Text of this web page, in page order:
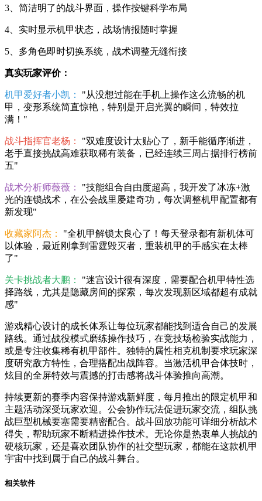
3、简洁明了的战斗界面，操作按键科学布局
4、实时显示机甲状态，战场情报随时掌握
5、多角色即时切换系统，战术调整无缝衔接
真实玩家评价：
机甲爱好者小凯：
"从没想过能在手机上操作这么流畅的机
甲，变形系统简直惊艳，特别是开启光翼的瞬间，特效拉
满！"
战斗指挥官老杨：
"双难度设计太贴心了，新手能循序渐进，
老手直接挑战高难获取稀有装备，已经连续三周占据排行榜前
五"
战术分析师薇薇：
"技能组合自由度超高，我开发了冰冻+激
光的连锁战术，在公会战里屡建奇功，每次调整机甲配置都有
新发现"
收藏家阿杰：
"全机甲解锁太良心了！每天登录都有新机体可
以体验，最近刚拿到雷霆毁灭者，重装机甲的手感实在太棒
了"
关卡挑战者大鹏：
"迷宫设计很有深度，需要配合机甲特性选
择路线，尤其是隐藏房间的探索，每次发现新区域都超有成就
感"
游戏精心设计的成长体系让每位玩家都能找到适合自己的发展
路线。通过战役模式磨练操作技巧，在竞技场检验实战能力，
或是专注收集稀有机甲部件。独特的属性相克机制要求玩家深
度研究敌方特性，合理搭配出战阵容。当激活机甲合体技时，
炫目的全屏特效与震撼的打击感将战斗体验推向高潮。
持续更新的赛季内容保持游戏新鲜度，每月推出的限定机甲和
主题活动深受玩家欢迎。公会协作玩法促进玩家交流，组队挑
战巨型机械要塞需要精密配合。战斗回放功能可详细分析战术
得失，帮助玩家不断精进操作技术。无论你是热衷单人挑战的
硬核玩家，还是喜欢团队协作的社交型玩家，都能在这款机甲
宇宙中找到属于自己的战斗舞台。
相关软件